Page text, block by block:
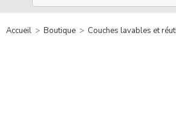
Accueil > Boutique > Couches lavables et